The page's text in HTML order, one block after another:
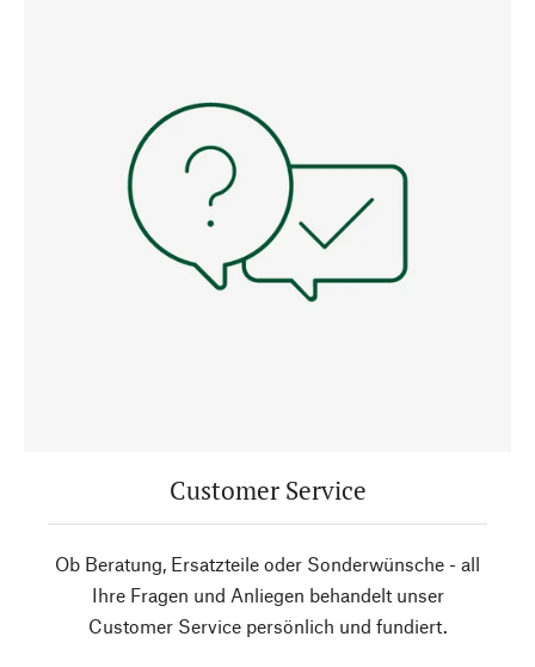
Customer Service
Ob Beratung, Ersatzteile oder Sonderwünsche - all
Ihre Fragen und Anliegen behandelt unser
Customer Service persönlich und fundiert.